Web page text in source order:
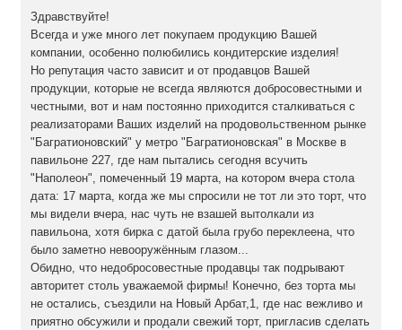
Здравствуйте!
Всегда и уже много лет покупаем продукцию Вашей
компании, особенно полюбились кондитерские изделия!
Но репутация часто зависит и от продавцов Вашей
продукции, которые не всегда являются добросовестными и
честными, вот и нам постоянно приходится сталкиваться с
реализаторами Ваших изделий на продовольственном рынке
"Багратионовский" у метро "Багратионовская" в Москве в
павильоне 227, где нам пытались сегодня всучить
"Наполеон", помеченный 19 марта, на котором вчера стола
дата: 17 марта, когда же мы спросили не тот ли это торт, что
мы видели вчера, нас чуть не взашей вытолкали из
павильона, хотя бирка с датой была грубо переклеена, что
было заметно невооружённым глазом...
Обидно, что недобросовестные продавцы так подрывают
авторитет столь уважаемой фирмы! Конечно, без торта мы
не остались, съездили на Новый Арбат,1, где нас вежливо и
приятно обсужили и продали свежий торт, пригласив сделать